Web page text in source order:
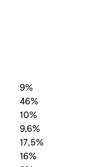
9%
46%
10%
9,6%
17,5%
16%